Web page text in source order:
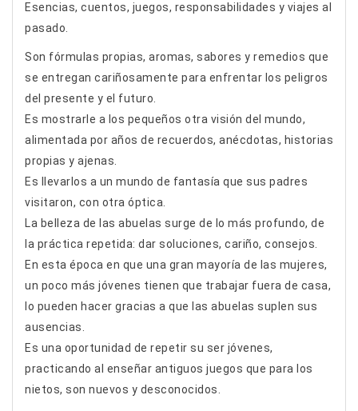
Esencias, cuentos, juegos, responsabilidades y viajes al
pasado.
Son fórmulas propias, aromas, sabores y remedios que
se entregan cariñosamente para enfrentar los peligros
del presente y el futuro.
Es mostrarle a los pequeños otra visión del mundo,
alimentada por años de recuerdos, anécdotas, historias
propias y ajenas.
Es llevarlos a un mundo de fantasía que sus padres
visitaron, con otra óptica.
La belleza de las abuelas surge de lo más profundo, de
la práctica repetida: dar soluciones, cariño, consejos.
En esta época en que una gran mayoría de las mujeres,
un poco más jóvenes tienen que trabajar fuera de casa,
lo pueden hacer gracias a que las abuelas suplen sus
ausencias.
Es una oportunidad de repetir su ser jóvenes,
practicando al enseñar antiguos juegos que para los
nietos, son nuevos y desconocidos.